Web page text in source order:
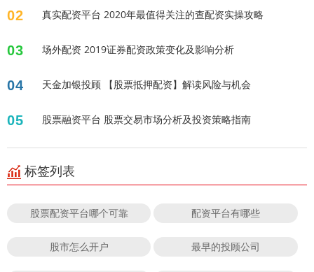
02 真实配资平台 2020年最值得关注的查配资实操攻略
03 场外配资 2019证券配资政策变化及影响分析
04 天金加银投顾 【股票抵押配资】解读风险与机会
05 股票融资平台 股票交易市场分析及投资策略指南
标签列表
股票配资平台哪个可靠 配资平台有哪些
股市怎么开户 最早的投顾公司